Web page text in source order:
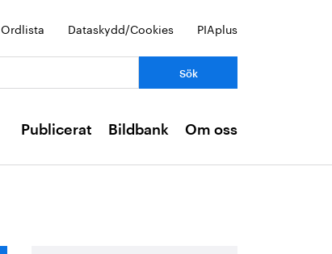
Ordlista Dataskydd/Cookies PIAplus
Publicerat Bildbank Om oss